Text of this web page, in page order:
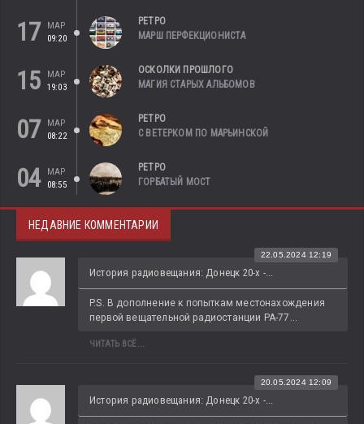
17
МАР
09:20
РЕТРО
МАРШ ПЕРФЕКЦИОНИСТА
15
МАР
19:03
ОСКОЛКИ ПРОШЛОГО
МАГИЯ СТАРЫХ АЛЬБОМОВ
07
МАР
08:22
РЕТРО
С ВЕТЕРКОМ ПО МАРЬИНСКОЙ
04
МАР
08:55
РЕТРО
ГОРБАТЫЙ МОСТ
НЕДАВНИЕ КОММЕНТАРИИ
История радиовещания: Донецк 20-х -...
22.05.2024 12:19
P.S. В дополнение к попыткам местонахождения
первой вещательной радиостанции РА-77...
ЧИТАТЬ ВСЁ...
История радиовещания: Донецк 20-х -...
20.05.2024 12:09